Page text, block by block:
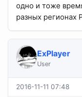
одно и тоже
разных регионах
ExPlayer
User
2016-11-11 07:48